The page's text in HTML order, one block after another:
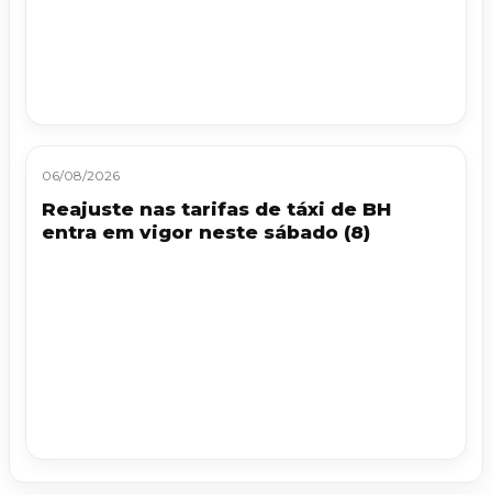
06/08/2026
Reajuste nas tarifas de táxi de BH
entra em vigor neste sábado (8)